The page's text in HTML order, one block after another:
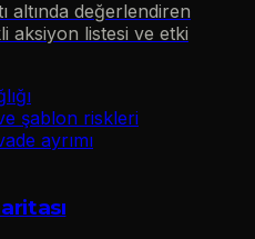
altında değerlendiren
aksiyon listesi ve etki
şablon riskleri
ayrımı